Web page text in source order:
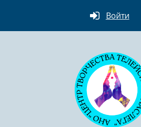
Войти